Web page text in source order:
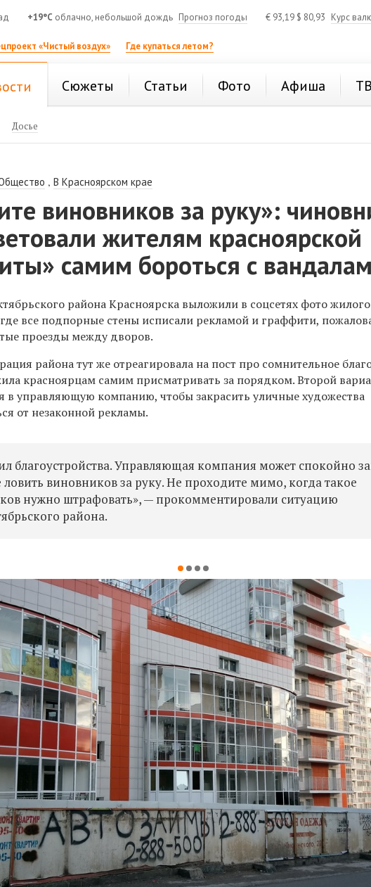
+19°C облачно, небольшой дождь Прогноз погоды € 93,19 $ 80,93 Курс
«Чистый воздух» Где купаться летом?
Сюжеты Статьи Фото Афиша ТВ
Досье
,В Красноярском крае
виновников за руку»:
жителям красноярской
самим бороться с
района Красноярска выложили в соцсетях фото
все подпорные стены исписали рекламой и граффити,
проезды между дворов.
района тут же отреагировала на пост про сомнительное
красноярцам самим присматривать за порядком. Второй
в управляющую компанию, чтобы закрасить уличные художества
от незаконной рекламы.
благоустройства. Управляющая компания может спокойно
ловить виновников за руку. Не проходите мимо, когда такое
нужно штрафовать», — прокомментировали ситуацию
района.